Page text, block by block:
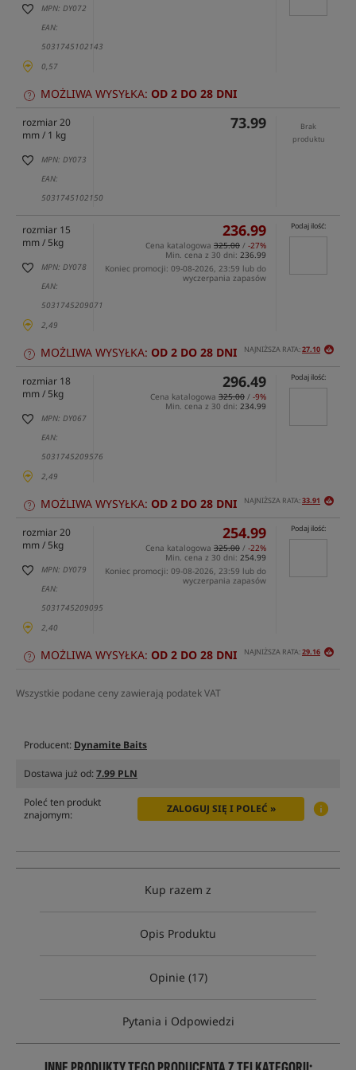
MPN: DY072
EAN:
5031745102143
0,57
MOŻLIWA WYSYŁKA: OD 2 DO 28 DNI
rozmiar 20
mm / 1 kg
MPN: DY073
EAN:
5031745102150
73.99
Brak
produktu
rozmiar 15
mm / 5kg
MPN: DY078
EAN:
5031745209071
2,49
236.99
Cena katalogowa 325.00 / -27%
Min. cena z 30 dni: 236.99
Koniec promocji: 09-08-2026, 23:59 lub do
wyczerpania zapasów
Podaj ilość:
NAJNIŻSZA RATA:27.10
MOŻLIWA WYSYŁKA: OD 2 DO 28 DNI
rozmiar 18
mm / 5kg
MPN: DY067
EAN:
5031745209576
2,49
296.49
Cena katalogowa 325.00 / -9%
Min. cena z 30 dni: 234.99
Podaj ilość:
NAJNIŻSZA RATA:33.91
MOŻLIWA WYSYŁKA: OD 2 DO 28 DNI
rozmiar 20
mm / 5kg
MPN: DY079
EAN:
5031745209095
2,40
254.99
Cena katalogowa 325.00 / -22%
Min. cena z 30 dni: 254.99
Koniec promocji: 09-08-2026, 23:59 lub do
wyczerpania zapasów
Podaj ilość:
NAJNIŻSZA RATA:29.16
MOŻLIWA WYSYŁKA: OD 2 DO 28 DNI
Wszystkie podane ceny zawierają podatek VAT
Producent: Dynamite Baits
Dostawa już od:7.99 PLN
Poleć ten produkt
znajomym:
ZALOGUJ SIĘ I POLEĆ »
Kup razem z
Opis Produktu
Opinie (17)
Pytania i Odpowiedzi